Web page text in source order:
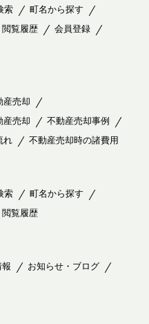
索
町名から探す
閲覧履歴
会員登録
産売却
産売却
不動産売却事例
れ 不動産売却時の諸費用
索
町名から探す
閲覧履歴
お知らせ・ブログ